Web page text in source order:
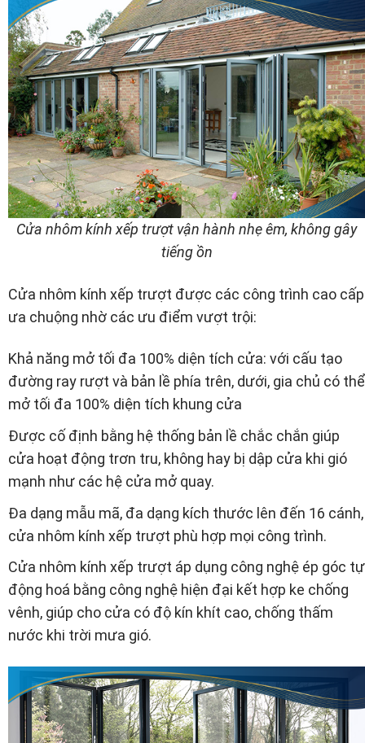
Cửa nhôm kính xếp trượt vận hành nhẹ êm, không gây
tiếng ồn
Cửa nhôm kính xếp trượt được các công trình cao cấp
ưa chuộng nhờ các ưu điểm vượt trội:
Khả năng mở tối đa 100% diện tích cửa: với cấu tạo
đường ray rượt và bản lề phía trên, dưới, gia chủ có thể
mở tối đa 100% diện tích khung cửa
Được cố định bằng hệ thống bản lề chắc chắn giúp
cửa hoạt động trơn tru, không hay bị dập cửa khi gió
mạnh như các hệ cửa mở quay.
Đa dạng mẫu mã, đa dạng kích thước lên đến 16 cánh,
cửa nhôm kính xếp trượt phù hợp mọi công trình.
Cửa nhôm kính xếp trượt áp dụng công nghệ ép góc tự
động hoá bằng công nghệ hiện đại kết hợp ke chống
vênh, giúp cho cửa có độ kín khít cao, chống thấm
nước khi trời mưa gió.